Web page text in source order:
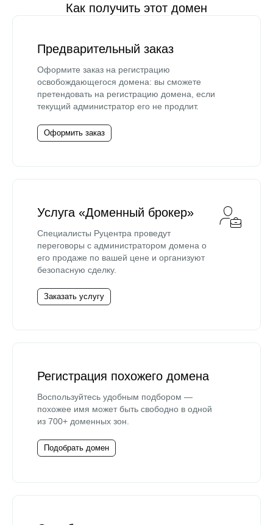
Как получить этот домен
Предварительный заказ
Оформите заказ на регистрацию
освобождающегося домена: вы сможете
претендовать на регистрацию домена, если
текущий администратор его не продлит.
Оформить заказ
Услуга «Доменный брокер»
Специалисты Руцентра проведут
переговоры с администратором домена о
его продаже по вашей цене и организуют
безопасную сделку.
Заказать услугу
Регистрация похожего домена
Воспользуйтесь удобным подбором —
похожее имя может быть свободно в одной
из 700+ доменных зон.
Подобрать домен